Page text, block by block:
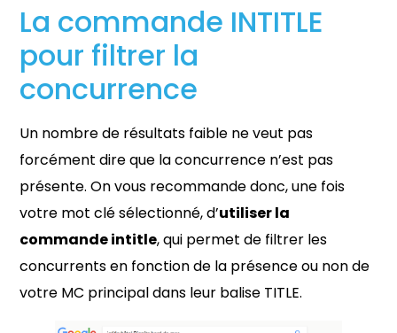
La commande INTITLE
pour filtrer la
concurrence
Un nombre de résultats faible ne veut pas
forcément dire que la concurrence n’est pas
présente. On vous recommande donc, une fois
votre mot clé sélectionné, d’utiliser la
commande intitle, qui permet de filtrer les
concurrents en fonction de la présence ou non de
votre MC principal dans leur balise TITLE.